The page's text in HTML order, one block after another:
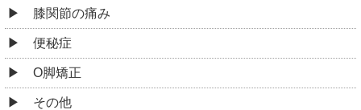
膝関節の痛み
便秘症
O脚矯正
その他